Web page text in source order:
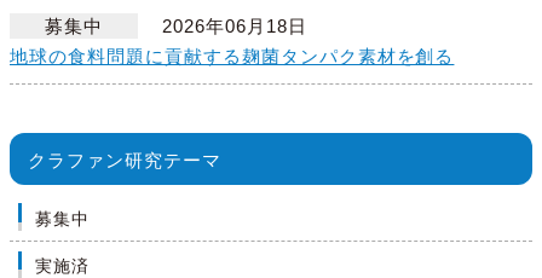
募集中
2026年06月18日
地球の食料問題に貢献する麹菌タンパク素材を創る
クラファン研究テーマ
募集中
実施済